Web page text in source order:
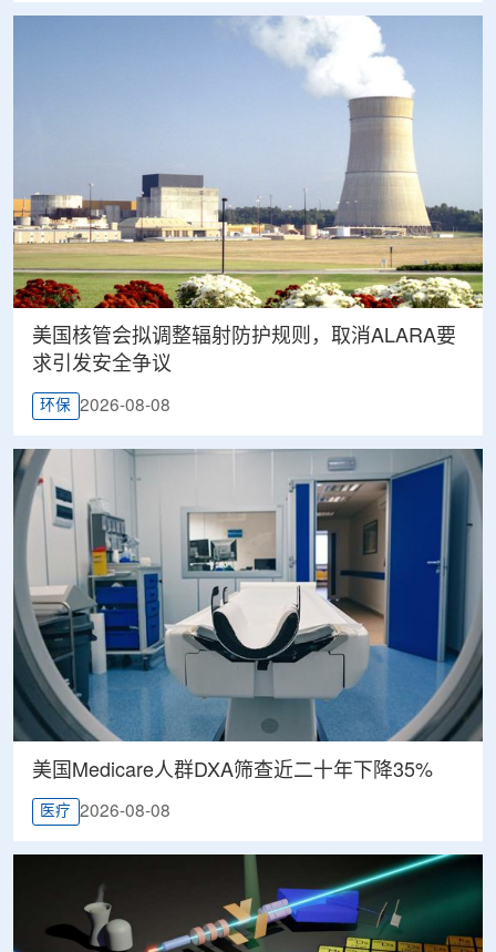
美国核管会拟调整辐射防护规则，取消ALARA要
求引发安全争议
环保 2026-08-08
美国Medicare人群DXA筛查近二十年下降35%
医疗 2026-08-08